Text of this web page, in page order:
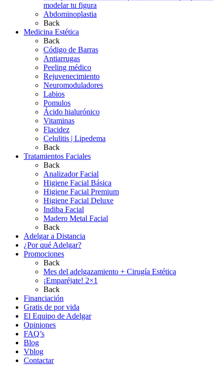
modelar tu figura
Abdominoplastia
Back
Medicina Estética
Back
Código de Barras
Antiarrugas
Peeling médico
Rejuvenecimiento
Neuromoduladores
Labios
Pomulos
Ácido hialurónico
Vitaminas
Flacidez
Celulitis | Lipedema
Back
Tratamientos Faciales
Back
Analizador Facial
Higiene Facial Básica
Higiene Facial Premium
Higiene Facial Deluxe
Indiba Facial
Madero Metal Facial
Back
Adelgar a Distancia
¿Por qué Adelgar?
Promociones
Back
Mes del adelgazamiento + Cirugía Estética
¡Emparéjate! 2×1
Back
Financiación
Gratis de por vida
El Equipo de Adelgar
Opiniones
FAQ’s
Blog
Vblog
Contactar